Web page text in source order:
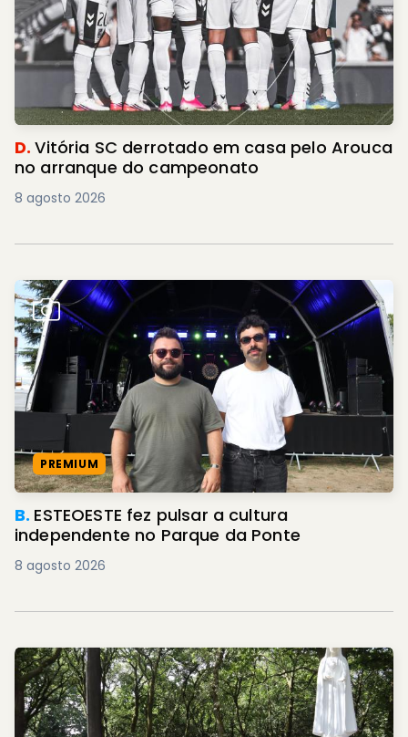
D.Vitória SC derrotado em casa pelo Arouca
no arranque do campeonato
8 agosto 2026
PREMIUM
B. ESTEOESTE fez pulsar a cultura
independente no Parque da Ponte
8 agosto 2026